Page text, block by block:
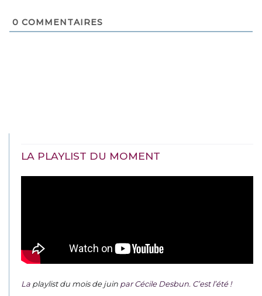
0 COMMENTAIRES
LA PLAYLIST DU MOMENT
La playlist du mois de juin par Cécile Desbun. C’est l’été !